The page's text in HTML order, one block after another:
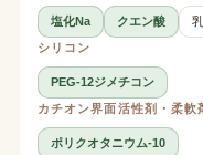
塩化Na クエン酸
シリコン
PEG-12ジメチコン
カチオン界面活性剤・柔軟
ポリクオタニウム-10